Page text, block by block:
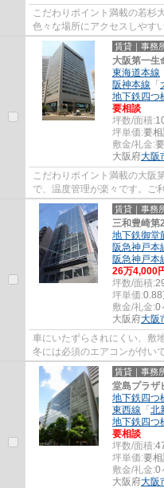
こだわりポイント満載の若杉
色々な場所にアクセスしやす
があります。エアコン付きな
賃貸｜事務
大阪第一生
東海道本線
阪神本線 「
地下鉄四つ
要相談
坪数/面積:
坪単価:要相
敷金/礼金:
大阪府大阪
こだわりポイント満載の大阪
で、温度管理が楽々です。ご
ても良い立地となっています
賃貸｜事務
三和豊崎第
地下鉄御堂
阪急神戸本
阪急神戸本
26万4,000
坪数/面積:
坪単価:0.88
敷金/礼金:0
大阪府大阪
車にいたずらされにくい、敷
冬には必須のエアコンが付い
徒歩5分で利用できる駅があ
賃貸｜事務
堂島プラザ
地下鉄四つ
東西線 「 北
地下鉄四つ
要相談
坪数/面積:
坪単価:要相
敷金/礼金:0
大阪府大阪